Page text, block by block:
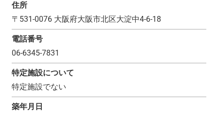
住所
〒 531-0076 大阪府大阪市北区大淀中4-6-18
電話番号
06-6345-7831
特定施設について
特定施設でない
築年月日